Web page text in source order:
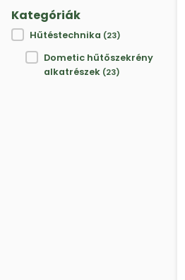
Kategóriák
Kategóriák
Hűtéstechnika (23)
Dometic hűtőszekrény
alkatrészek (23)